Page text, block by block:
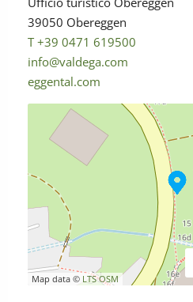
39050 Obereggen
T +39 0471 619500
info@valdega.com
eggental.com
Map data © LTS OSM